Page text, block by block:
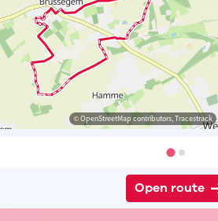
© OpenStreetMap contributors, Tracestrack
Open route